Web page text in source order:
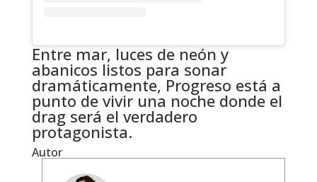
Entre mar, luces de neón y
abanicos listos para sonar
dramáticamente, Progreso está a
punto de vivir una noche donde el
drag será el verdadero
protagonista.
Autor